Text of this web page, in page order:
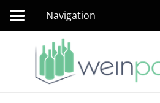
Navigation